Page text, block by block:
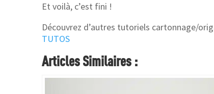
Et voilà, c’est fini !
Découvrez d’autres tutoriels cartonnage/
TUTOS
Articles Similaires :